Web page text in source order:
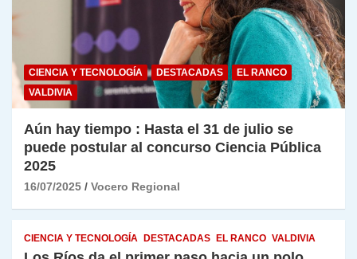
CIENCIA Y TECNOLOGÍA DESTACADAS
EL RANCO
VALDIVIA
Aún hay tiempo : Hasta el 31 de julio se
puede postular al concurso Ciencia Pública
2025
16/07/2025 Vocero Regional
CIENCIA Y TECNOLOGÍA DESTACADAS EL RANCO VALDIVIA